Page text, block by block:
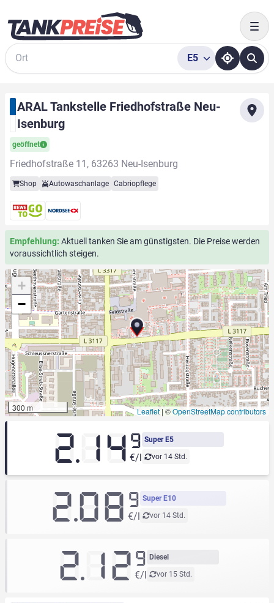
Suche
E5
ARAL Tankstelle Friedhofstraße Neu-
Isenburg
geöffnet
Friedhofstraße 11, 63263 Neu-Isenburg
Shop Autowaschanlage Cabriopflege
Empfehlung: Aktuell tanken Sie am günstigsten. Die Preise werden
voraussichtlich steigen.
+
−
300 m Leaflet | ©OpenStreetMap contributors
Super E5
vor 14 Std.
2.149
€/l
Super E10
vor 14 Std.
2.08 9
€/l
Diesel
vor 15 Std.
2.129
€/l